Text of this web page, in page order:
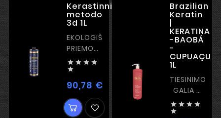
Kerastinni
metodo
3d 1L
EKOLOGIŠKA
PRIEMONĖ
– ULTRA
BLIZGESYS
   

90,78 €Kaina
Brazilian
Keratin
|
KERATINA
-BAOBÁ
-
CUPUAÇU
1L
TIESINIMO
GALIA –
STIPRUS
KERATINAS
   
